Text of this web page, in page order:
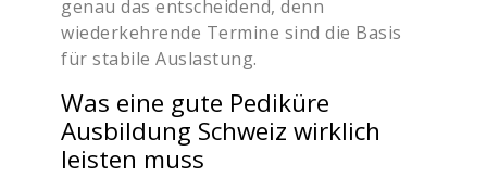
genau das entscheidend, denn
wiederkehrende Termine sind die Basis
für stabile Auslastung.
Was eine gute Pediküre
Ausbildung Schweiz wirklich
leisten muss